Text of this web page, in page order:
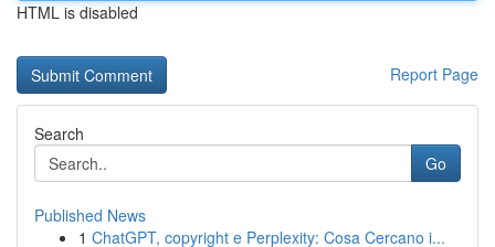
HTML is disabled
Report Page
Search
Go
Published News
1 ChatGPT, copyright e Perplexity: Cosa Cercano i...